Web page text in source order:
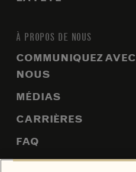
À PROPOS DE NOUS
COMMUNIQUEZ AVEC
NOUS
MÉDIAS
CARRIÈRES
FAQ
PLAN DU SITE